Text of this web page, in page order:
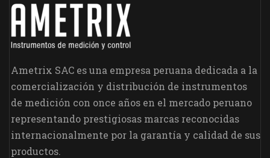
Ametrix SAC es una empresa peruana dedicada a la
comercialización y distribución de instrumentos
de medición con once años en el mercado peruano
representando prestigiosas marcas reconocidas
internacionalmente por la garantía y calidad de sus
productos.